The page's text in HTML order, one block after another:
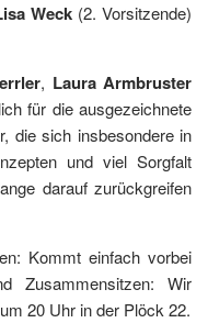
Weck (2. Vorsitzende)
, Laura Armbruster
für die ausgezeichnete
die sich insbesondere in
und viel Sorgfalt
darauf zurückgreifen
Kommt einfach vorbei
Zusammensitzen: Wir
20 Uhr in der Plöck 22.